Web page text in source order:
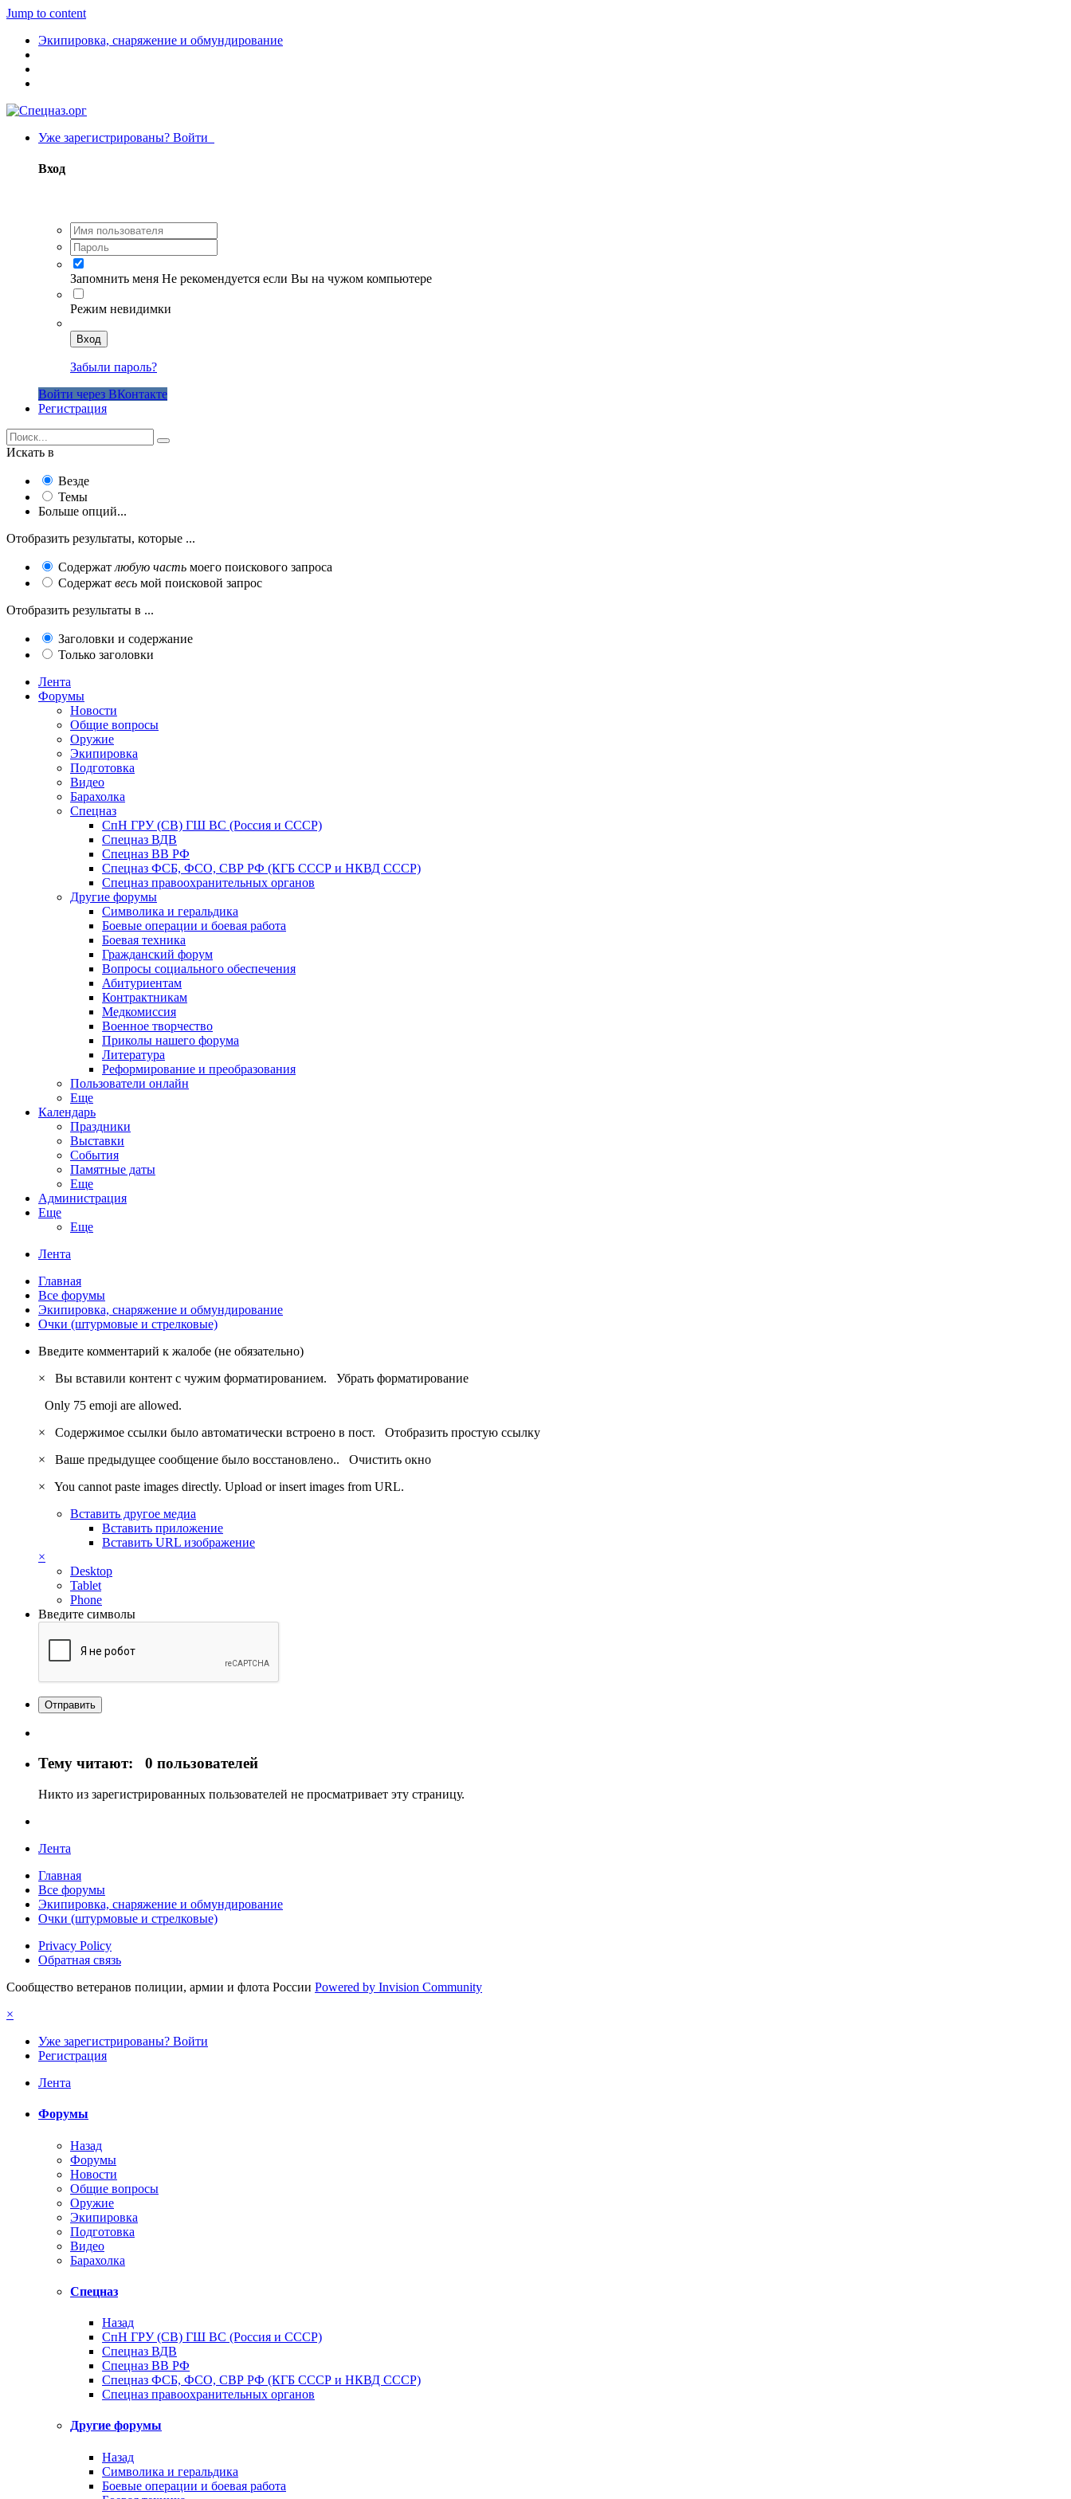
Jump to content
Экипировка, снаряжение и обмундирование
Уже зарегистрированы? Войти
Вход
Запомнить меня Не рекомендуется если Вы на чужом компьютере
Режим невидимки
Вход
Забыли пароль?
Войти через ВКонтакте
Регистрация
Искать в
Везде
Темы
Больше опций...
Отобразить результаты, которые ...
Содержат любую часть моего поискового запроса
Содержат весь мой поисковой запрос
Отобразить результаты в ...
Заголовки и содержание
Только заголовки
Лента
Форумы
Новости
Общие вопросы
Оружие
Экипировка
Подготовка
Видео
Барахолка
Спецназ
СпН ГРУ (СВ) ГШ ВС (Россия и СССР)
Спецназ ВДВ
Спецназ ВВ РФ
Спецназ ФСБ, ФСО, СВР РФ (КГБ СССР и НКВД СССР)
Спецназ правоохранительных органов
Другие форумы
Символика и геральдика
Боевые операции и боевая работа
Боевая техника
Гражданский форум
Вопросы социального обеспечения
Абитуриентам
Контрактникам
Медкомиссия
Военное творчество
Приколы нашего форума
Литература
Реформирование и преобразования
Пользователи онлайн
Еще
Календарь
Праздники
Выставки
События
Памятные даты
Еще
Администрация
Еще
Еще
Лента
Главная
Все форумы
Экипировка, снаряжение и обмундирование
Очки (штурмовые и стрелковые)
Введите комментарий к жалобе (не обязательно)
×
Вы вставили контент с чужим форматированием. Убрать форматирование
Only 75 emoji are allowed.
×
Содержимое ссылки было автоматически встроено в пост. Отобразить простую ссылку
×
Ваше предыдущее сообщение было восстановлено.. Очистить окно
×
You cannot paste images directly. Upload or insert images from URL.
Вставить другое медиа
Вставить приложение
Вставить URL изображение
×
Desktop
Tablet
Phone
Введите символы
Отправить
Тему читают: 0 пользователей
Никто из зарегистрированных пользователей не просматривает эту страницу.
Лента
Главная
Все форумы
Экипировка, снаряжение и обмундирование
Очки (штурмовые и стрелковые)
Privacy Policy
Обратная связь
Сообщество ветеранов полиции, армии и флота России Powered by Invision Community
×
Уже зарегистрированы? Войти
Регистрация
Лента
Форумы
Назад
Форумы
Новости
Общие вопросы
Оружие
Экипировка
Подготовка
Видео
Барахолка
Спецназ
Назад
СпН ГРУ (СВ) ГШ ВС (Россия и СССР)
Спецназ ВДВ
Спецназ ВВ РФ
Спецназ ФСБ, ФСО, СВР РФ (КГБ СССР и НКВД СССР)
Спецназ правоохранительных органов
Другие форумы
Назад
Символика и геральдика
Боевые операции и боевая работа